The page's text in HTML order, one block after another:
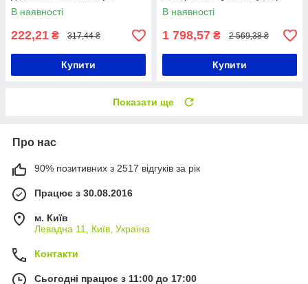
Адаптер для діагностики авто
В наявності
222,21 ₴ 317,44 ₴
Купити
для авто / Повербанк для
машини
В наявності
1 798,57 ₴ 2 569,38 ₴
Купити
Показати ще
Про нас
90% позитивних з 2517 відгуків за рік
Працює з 30.08.2016
м. Київ
Левадна 11, Київ, Україна
Контакти
Сьогодні працює з 11:00 до 17:00